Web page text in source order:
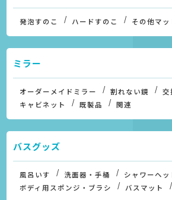
発泡すのこ ハードすのこ その他マッ
ミラー
オーダーメイドミラー 割れない鏡
交
キャビネット
既製品 関連
バスグッズ
風呂いす 洗面器・手桶
シャワーヘ
ボディ用スポンジ・ブラシ
バスマット